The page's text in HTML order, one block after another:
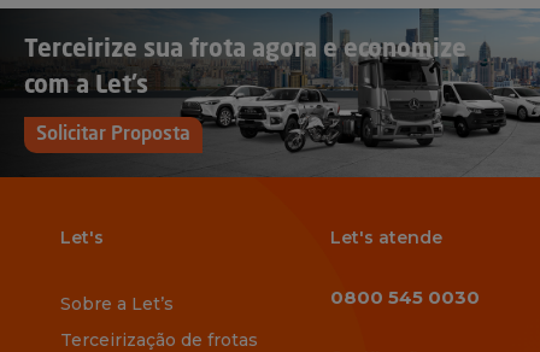
Terceirize sua frota agora e economize
com a Let’s
Solicitar Proposta
Let's
Sobre a Let’s
Terceirização de frotas
Let's atende
0800 545 0030